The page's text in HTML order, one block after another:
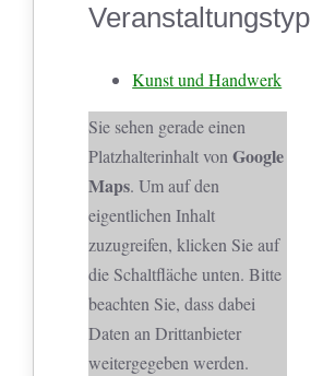
Veranstaltungstyp
Kunst und Handwerk
Sie sehen gerade einen
Platzhalterinhalt vonGoogle
Maps. Um auf den
eigentlichen Inhalt
zuzugreifen, klicken Sie auf
die Schaltfläche unten. Bitte
beachten Sie, dass dabei
Daten an Drittanbieter
weitergegeben werden.